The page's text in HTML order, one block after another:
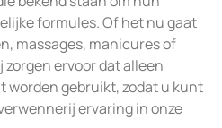
formules. Of het nu gaat
massages, manicures of
ervoor dat alleen
worden gebruikt, zodat u kunt
ervaring in onze